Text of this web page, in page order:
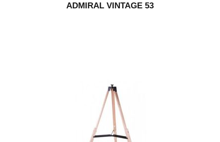
ADMIRAL VINTAGE 53